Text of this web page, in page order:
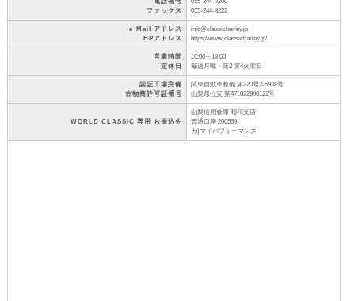
ファックス
055-244-8222
e-Mail アドレス
HPアドレス
info@classicharley.jp
https://www.classicharley.jp/
営業時間
定休日
10:00～18:00
毎週月曜・第2 第4火曜日
認証工場完備
古物商許可証番号
関東自動車整備 第220号2-5938号
山梨県公安 第471022900122号
WORLD CLASSIC 専用 お振込先
山梨信用金庫 昭和支店
普通口座 200559
カ)マイパフォーマンス